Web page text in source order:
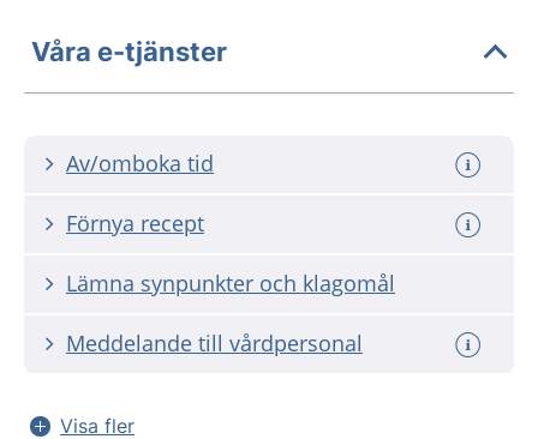
Våra e-tjänster
Av/omboka tid
Förnya recept
Lämna synpunkter och klagomål
Meddelande till vårdpersonal
Visa fler